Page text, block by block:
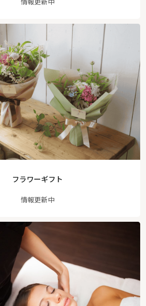
フラワーギフト
情報更新中